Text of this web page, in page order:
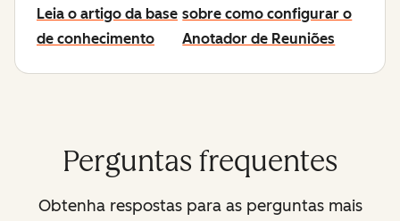
Leia o artigo da base
de conhecimento
sobre como configurar o
Anotador de Reuniões
Perguntas frequentes
Obtenha respostas para as perguntas mais